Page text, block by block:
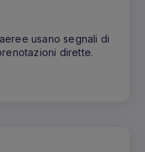
usano segnali di
dirette.